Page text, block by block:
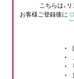
こちらは、
お客様ご登録後に